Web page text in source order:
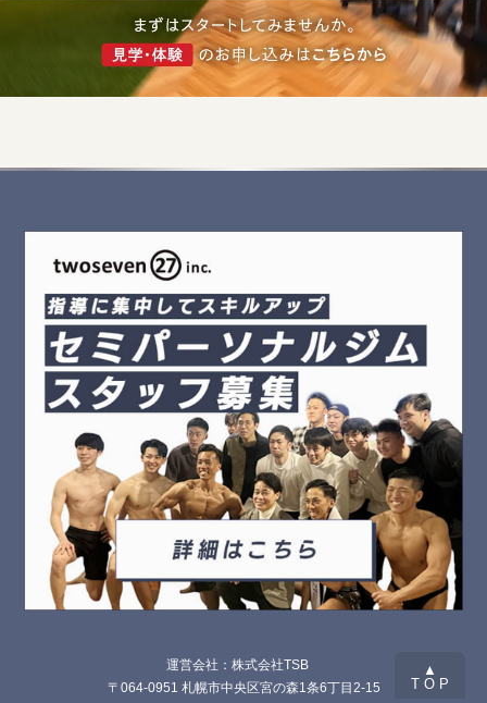
▲
T O P
運営会社：株式会社TSB
〒064-0951 札幌市中央区宮の森1条6丁目2-15